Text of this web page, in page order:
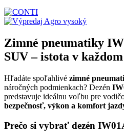
Zimné pneumatiky
SUV – istota v
Hľadáte spoľahlivé zimné
náročných podmienkach? Dezén
predstavuje ideálnu voľbu pre
bezpečnosť, výkon a komfort
Prečo si vybrať dezén